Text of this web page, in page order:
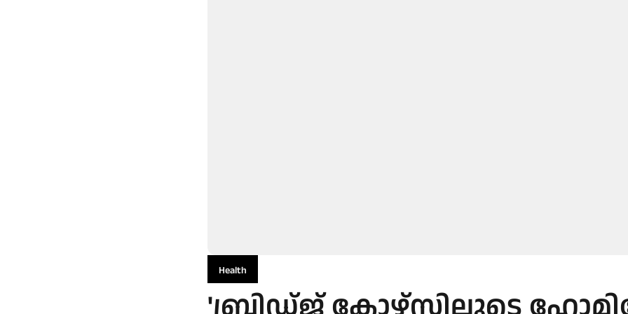
Health